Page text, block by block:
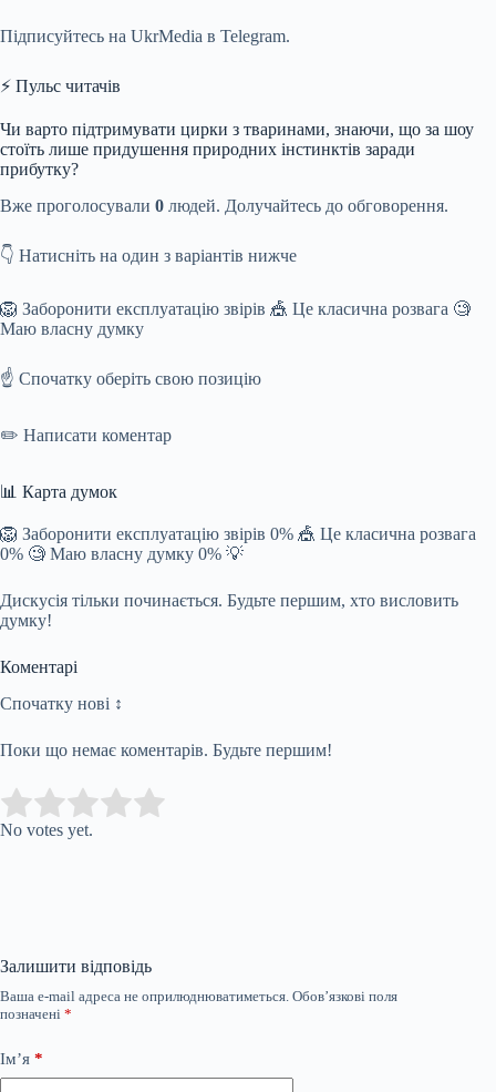
Підписуйтесь на UkrMedia в Telegram.
⚡ Пульс читачів
Чи варто підтримувати цирки з тваринами, знаючи, що за шоу
стоїть лише придушення природних інстинктів заради
прибутку?
Вже проголосували 0 людей. Долучайтесь до обговорення.
👇 Натисніть на один з варіантів нижче
🦁 Заборонити експлуатацію звірів 🎪 Це класична розвага 🧐
Маю власну думку
☝️ Спочатку оберіть свою позицію
✏️ Написати коментар
📊 Карта думок
🦁 Заборонити експлуатацію звірів 0% 🎪 Це класична розвага
0% 🧐 Маю власну думку 0% 💡
Дискусія тільки починається. Будьте першим, хто висловить
думку!
Коментарі
Спочатку нові ↕
Поки що немає коментарів. Будьте першим!
Rate this item:
No votes yet.
Залишити відповідь
Ваша e-mail адреса не оприлюднюватиметься. Обов’язкові поля
позначені *
Ім’я *